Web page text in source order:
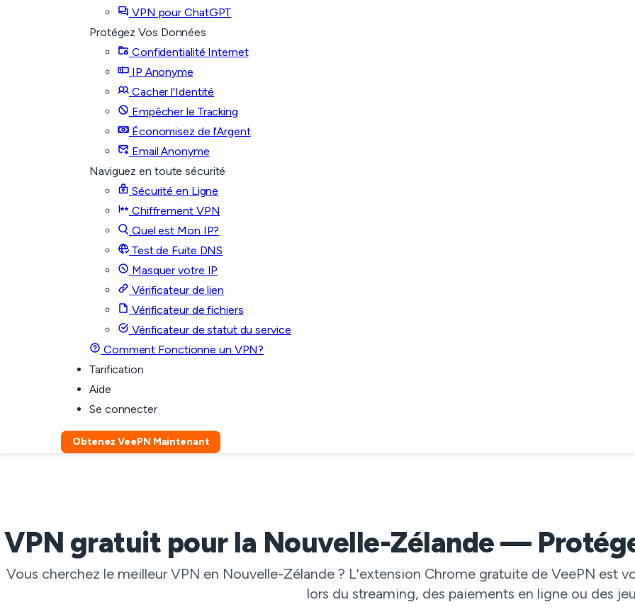
VPN pour ChatGPT
Protégez Vos Données
Confidentialité Internet
IP Anonyme
Cacher l'Identité
Empêcher le Tracking
Économisez de l'Argent
Email Anonyme
Naviguez en toute sécurité
Sécurité en Ligne
Chiffrement VPN
Quel est Mon IP?
Test de Fuite DNS
Masquer votre IP
Vérificateur de lien
Vérificateur de fichiers
Vérificateur de statut du service
Comment Fonctionne un VPN?
Tarification
Aide
Se connecter
Obtenez VeePN Maintenant
VPN gratuit pour la Nouvelle-Zélande —
Vous cherchez le meilleur VPN en Nouvelle-Zélande ? L'extension Chrome gratuite de VeePN est
lors du streaming, des paiements en ligne ou des